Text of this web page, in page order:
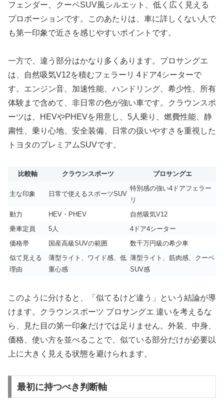
フェンダー、クーペSUV風シルエット、低く広く見える
プロポーションです。このあたりは、車に詳しくない人で
も第一印象で近さを感じやすいポイントです。
一方で、違う部分はかなり多くあります。プロサングエ
は、自然吸気V12を積むフェラーリ 4ドア4シーターで
す。エンジン音、加速性能、ハンドリング、希少性、所有
体験まで含めて、非日常の色が強い車です。クラウンスポ
ーツは、HEVやPHEVを用意し、5人乗り、燃費性能、静
粛性、乗り心地、安全装備、日常の扱いやすさを重視した
トヨタのプレミアムSUVです。
比較軸 クラウンスポーツ プロサングエ
主な印象 日常で使えるスポーツSUV
特別感の強い4ドアフェラー
リ
動力
HEV・PHEV
自然吸気V12
乗車定員
5人
4ドア4シーター
価格帯
国産高級SUVの範囲
数千万円級の希少車
似て見える
理由
薄型ライト、ワイド感、低
重心感
薄型ライト、筋肉感、クーペ
SUV感
このように分けると、「似てるけど違う」という結論が導
けます。クラウンスポーツ プロサングエ 違いを考えるな
ら、見た目の第一印象だけでは足りません。外装、中身、
価格、使い方を並べることで、似ている部分だけが必要以
上に大きく見える状態を避けられます。
最初に持つべき判断軸